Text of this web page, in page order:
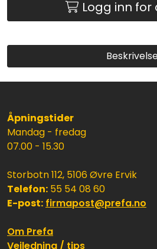
Logg inn for
Åpningstider
Mandag - fredag
07.00 - 15.30
Storbotn 112, 5106 Øvre Ervik
Telefon: 55 54 08 60
E-post: firmapost@prefa.no
Om Prefa
Veiledning / tips